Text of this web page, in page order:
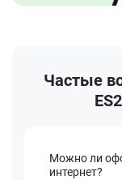
Частые
Можно ли
интернет?